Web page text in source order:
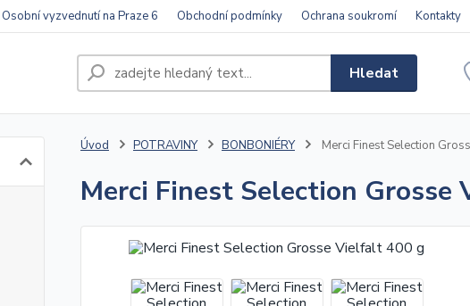
Osobní vyzvednutí na Praze 6 Obchodní podmínky Ochrana soukromí Kontakty
Hledat
Úvod POTRAVINY BONBONIÉRY Merci Finest Selection
Merci Finest Selection